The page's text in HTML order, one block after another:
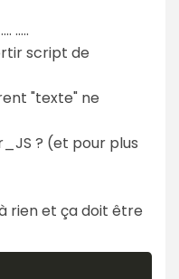
.....
script de
"texte" ne
? (et pour plus
rien et ça doit être